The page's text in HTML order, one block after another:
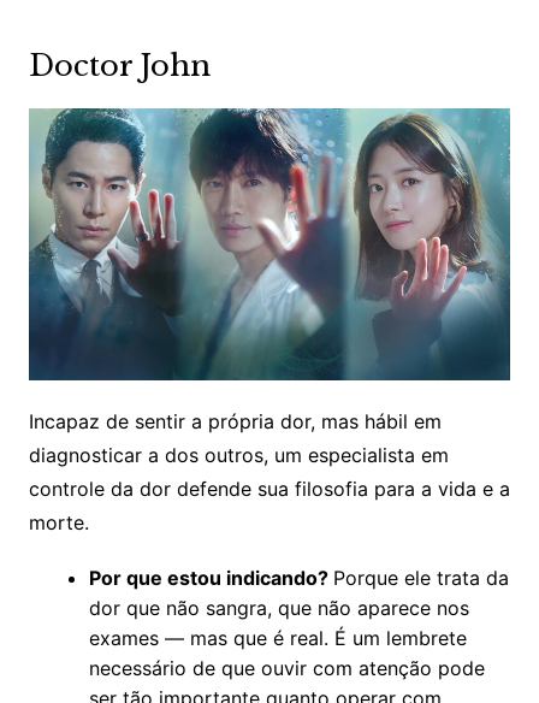
Doctor John
Incapaz de sentir a própria dor, mas hábil em
diagnosticar a dos outros, um especialista em
controle da dor defende sua filosofia para a vida e a
morte.
Por que estou indicando? Porque ele trata da
dor que não sangra, que não aparece nos
exames — mas que é real. É um lembrete
necessário de que ouvir com atenção pode
ser tão importante quanto operar com